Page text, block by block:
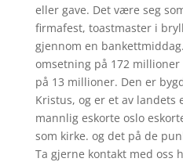
eller gave. Det være seg
firmafest, toastmaster i
gjennom en
omsetning på 172
på 13 millioner. Den er
Kristus, og er et av landets
mannlig eskorte oslo
som kirke. og det på de
Ta gjerne kontakt med oss